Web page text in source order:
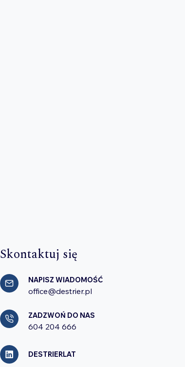
Skontaktuj się
NAPISZ WIADOMOŚĆ
office@destrier.pl
ZADZWOŃ DO NAS
604 204 666
DESTRIERLAT